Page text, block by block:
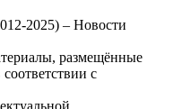
2025) – Новости
размещённые
соответствии с